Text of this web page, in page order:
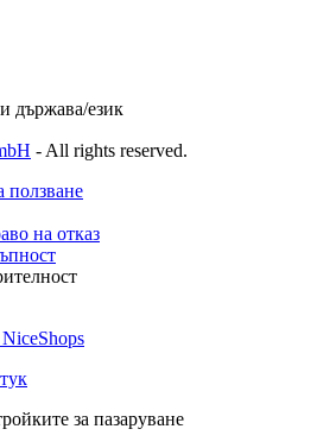
държава/език
- All rights reserved.
ползване
на отказ
за пазаруване